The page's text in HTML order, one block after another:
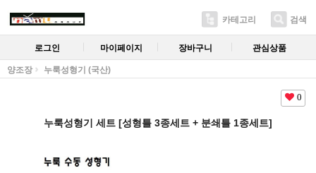
카테고리 검색
로그인 마이페이지 장바구니 관심상품
양조장 누룩성형기 (국산)
0
누룩성형기 세트 [성형틀 3종세트 + 분쇄틀 1종세트]